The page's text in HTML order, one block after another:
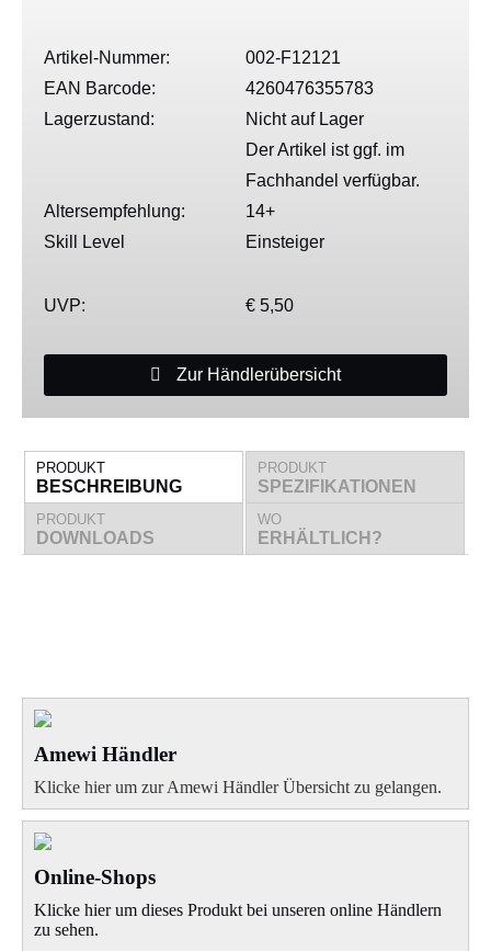
Artikel-Nummer:
002-F12121
EAN Barcode:
4260476355783
Lagerzustand:
Nicht auf Lager
Der Artikel ist ggf. im
Fachhandel verfügbar.
Altersempfehlung:
14+
Skill Level
Einsteiger
UVP: € 5,50
Zur Händlerübersicht
PRODUKT
BESCHREIBUNG
PRODUKT
SPEZIFIKATIONEN
PRODUKT
DOWNLOADS
WO
ERHÄLTLICH?
Amewi Händler
Klicke hier um zur Amewi Händler Übersicht zu gelangen.
Online-Shops
Klicke hier um dieses Produkt bei unseren online Händlern
zu sehen.